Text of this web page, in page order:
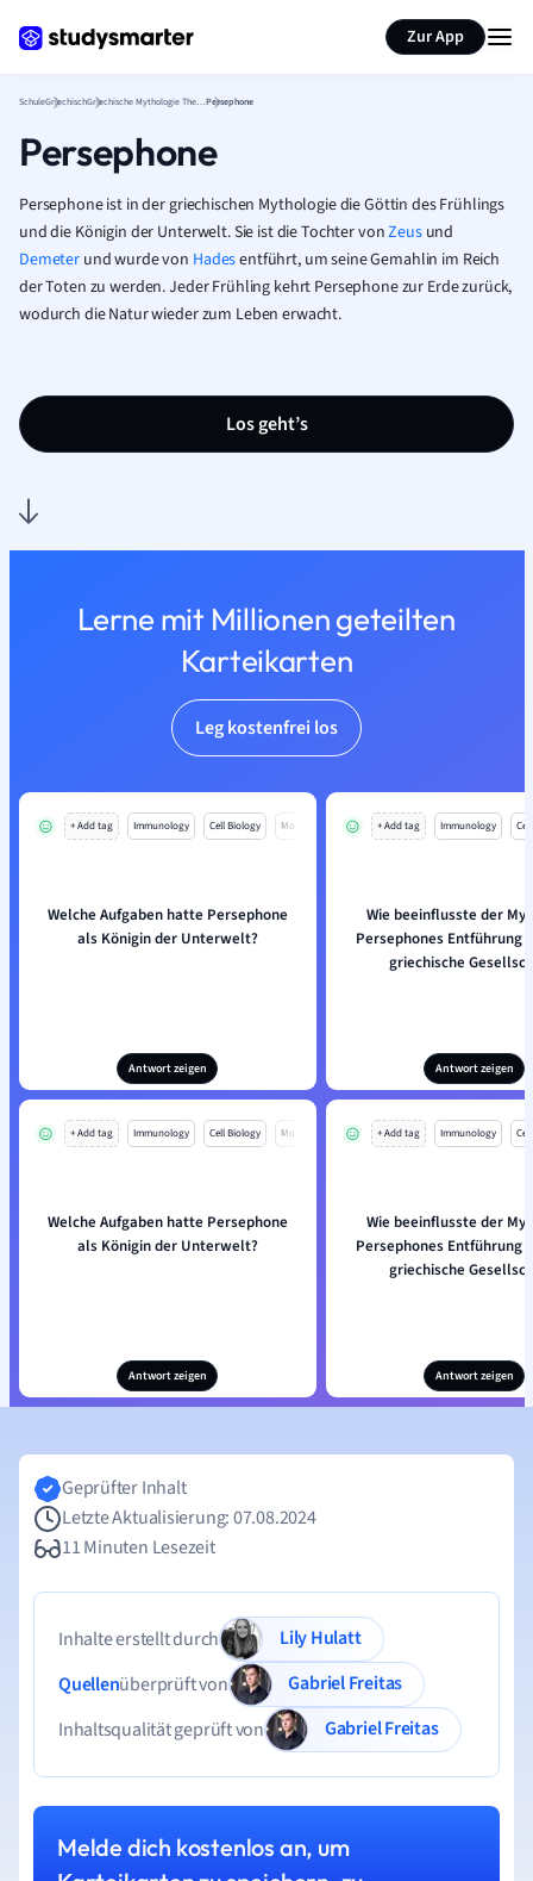
Zur App
SchuleGriechisch Griechische Mythologie TheoriePersephone
Persephone
Persephone ist in der griechischen Mythologie die Göttin des Frühlings
und die Königin der Unterwelt. Sie ist die Tochter vonZeusund
Demeter und wurde von Hadesentführt, um seine Gemahlin im Reich
der Toten zu werden. Jeder Frühling kehrt Persephone zur Erde zurück,
wodurch die Natur wieder zum Leben erwacht.
Los geht’s
Lerne mit Millionen geteilten
Karteikarten
Leg kostenfrei los
+ Add tag Immunology Cell Biology Mo
Welche Aufgaben hatte Persephone
als Königin der Unterwelt?
Antwort zeigen
+ Add tag Immunology
Wie beeinflusste der
Persephones Entführung
griechische
Antwort zeigen
+ Add tag Immunology Cell Biology Mo
Welche Aufgaben hatte Persephone
als Königin der Unterwelt?
Antwort zeigen
+ Add tag Immunology
Wie beeinflusste der
Persephones Entführung
griechische
Antwort zeigen
Seite zusammenfassen
Geprüfter Inhalt
Letzte Aktualisierung: 07.08.2024
11 Minuten Lesezeit
Inhalte erstellt durch
Lily Hulatt
Quellenüberprüft von
Gabriel Freitas
Inhaltsqualität geprüft von
Gabriel Freitas
Melde dich kostenlos an, um